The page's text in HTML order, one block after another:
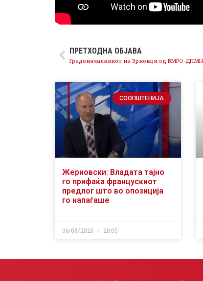
ПРЕТХОДНА ОБЈАВА
СООПШТЕНИЈА
Жерновски: Владата тајно
го прифаќа францускиот
предлог што во опозиција
го напаѓаше
06/08/2026 20:05